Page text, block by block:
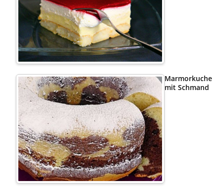
Marmorkuchen
mit Schmand